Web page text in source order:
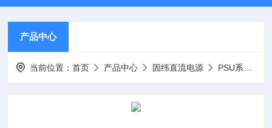
产品中心
当前位置：首页 产品中心 固纬直流电源 PSU系列（开关式）可编程单通道直流电源